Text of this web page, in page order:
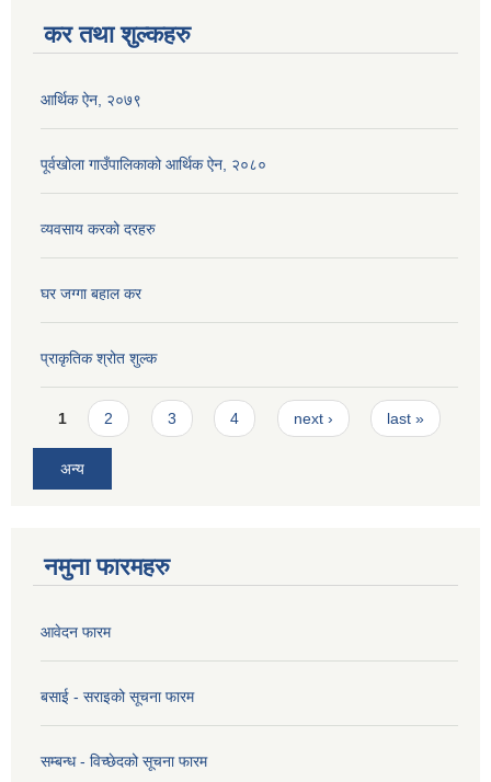
कर तथा शुल्कहरु
आर्थिक ऐन, २०७९
पूर्वखोला गाउँपालिकाको आर्थिक ऐन, २०८०
व्यवसाय करको दरहरु
घर जग्गा बहाल कर
प्राकृतिक श्रोत शुल्क
Pages
1 2 3 4 next › last »
अन्य
नमुना फारमहरु
आवेदन फारम
बसाई - सराइको सूचना फारम
सम्बन्ध - विच्छेदको सूचना फारम